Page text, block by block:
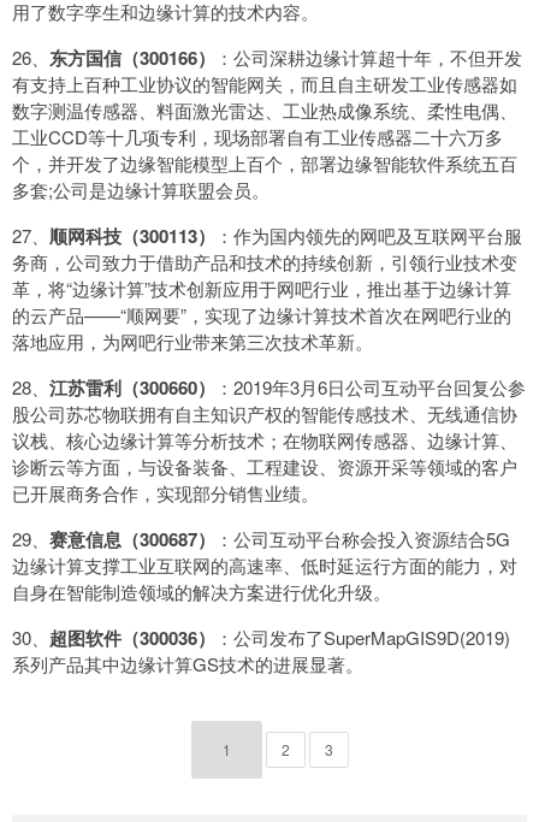
用了数字孪生和边缘计算的技术内容。
26、 东方国信（300166）
：公司深耕边缘计算超十年，不但开发
有支持上百种工业协议的智能网关，而且自主研发工业传感器如
数字测温传感器、料面激光雷达、工业热成像系统、柔性电偶、
工业CCD等十几项专利，现场部署自有工业传感器二十六万多
个，并开发了边缘智能模型上百个，部署边缘智能软件系统五百
多套;公司是边缘计算联盟会员。
27、 顺网科技（300113）
：作为国内领先的网吧及互联网平台服
务商，公司致力于借助产品和技术的持续创新，引领行业技术变
革，将“边缘计算”技术创新应用于网吧行业，推出基于边缘计算
的云产品——“顺网要”，实现了边缘计算技术首次在网吧行业的
落地应用，为网吧行业带来第三次技术革新。
28、 江苏雷利（300660）
：2019年3月6日公司互动平台回复公参
股公司苏芯物联拥有自主知识产权的智能传感技术、无线通信协
议栈、核心边缘计算等分析技术；在物联网传感器、边缘计算、
诊断云等方面，与设备装备、工程建设、资源开采等领域的客户
已开展商务合作，实现部分销售业绩。
29、 赛意信息（300687）
：公司互动平台称会投入资源结合5G
边缘计算支撑工业互联网的高速率、低时延运行方面的能力，对
自身在智能制造领域的解决方案进行优化升级。
30、 超图软件（300036）
：公司发布了SuperMapGIS9D(2019)
系列产品其中边缘计算GS技术的进展显著。
1 2 3